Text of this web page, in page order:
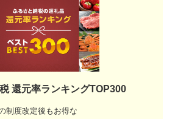
還元率ランキングTOP300
制度改定後もお得な